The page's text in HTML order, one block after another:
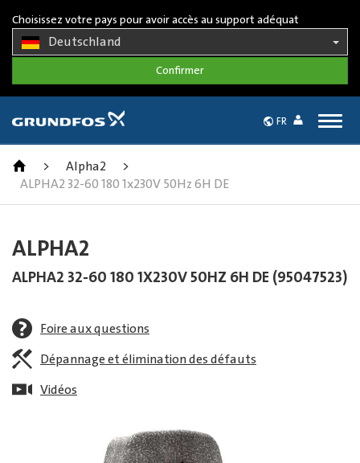
Choisissez votre pays pour avoir accès au support adéquat
Deutschland
FR
> Alpha2
>
ALPHA2 32-60 180 1x230V 50Hz 6H DE
ALPHA2
ALPHA2 32-60 180 1X230V 50HZ 6H DE (95047523)
Foire aux questions
Dépannage et élimination des défauts
Vidéos